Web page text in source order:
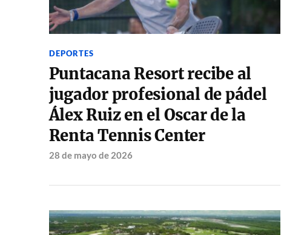
DEPORTES
Puntacana Resort recibe al
jugador profesional de pádel
Álex Ruiz en el Oscar de la
Renta Tennis Center
28 de mayo de 2026